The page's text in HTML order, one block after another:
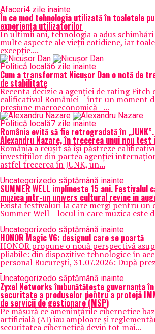
Afaceri4 zile inainte
În ce mod tehnologia utilizată în toaletele
experiența utilizatorilor
În ultimii ani, tehnologia a adus
multe aspecte ale vieții cotidiene, iar
excepție....
Politică locală6 zile inainte
Cum a transformat Nicușor Dan o notă de
de stabilitate
Recenta decizie a agenției de rating Fitch
calificativul României – într-un moment
presiune macroeconomică –...
Politică locală7 zile inainte
România evită să fie retrogradată în
Alexandru Nazare, în trecerea unui nou
România a reușit să își păstreze
investițiilor din partea agenției
astfel trecerea în JUNK, un...
Uncategorizedo săptămână inainte
SUMMER WELL implineste 15 ani.
muzica intr-un univers cultural revine in
Exista festivaluri la care mergi pentru un
Summer Well – locul in care muzica este
Uncategorizedo săptămână inainte
HONOR Magic V6: designul care se poartă
HONOR propune o nouă perspectivă
pliabile: din dispozitive tehnologice în
personal București, 31.07.2026: După
Uncategorizedo săptămână inainte
Zyxel Networks îmbunătățește guvernanța
securitate a produselor pentru a proteja
de servicii de gestionare (MSP)
Pe măsură ce amenințările cibernetice
artificială (AI) iau amploare și
securitatea cibernetică devin tot mai...